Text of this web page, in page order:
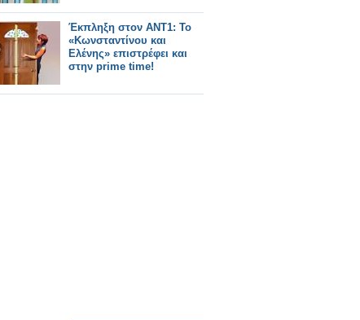
Έκπληξη στον ΑΝΤ1: Το
«Κωνσταντίνου και
Ελένης» επιστρέφει και
στην prime time!